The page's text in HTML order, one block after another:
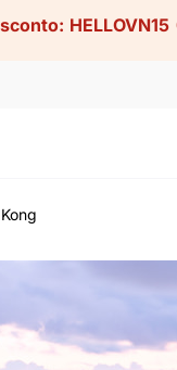
HELLOVN15